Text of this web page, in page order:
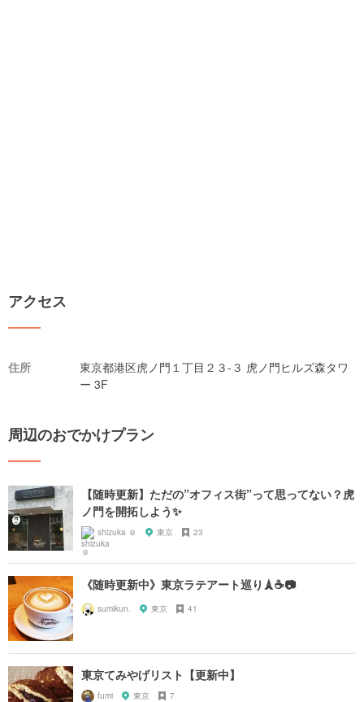
アクセス
住所
東京都港区虎ノ門１丁目２３-３ 虎ノ門ヒルズ森タワ
ー 3F
周辺のおでかけプラン
【随時更新】ただの”オフィス街”って思ってない？虎
ノ門を開拓しよう✨
shizuka ☺︎ 東京 23
《随時更新中》東京ラテアート巡り🗼☕️📷
sumikun. 東京 41
東京てみやげリスト【更新中】
fumi 東京 7